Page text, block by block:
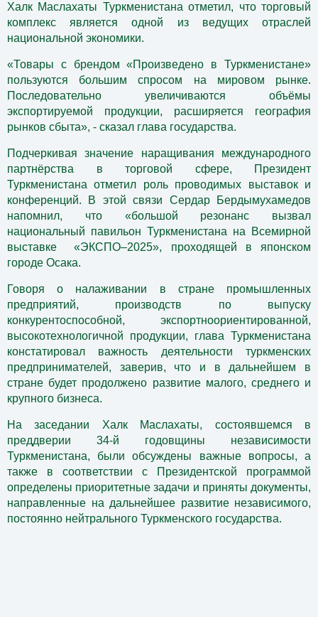
Халк Маслахаты Туркменистана отметил, что торговый
комплекс является одной из ведущих отраслей
национальной экономики.
«Товары с брендом «Произведено в Туркменистане»
пользуются большим спросом на мировом рынке.
Последовательно увеличиваются объёмы
экспортируемой продукции, расширяется география
рынков сбыта», - сказал глава государства.
Подчеркивая значение наращивания международного
партнёрства в торговой сфере, Президент
Туркменистана отметил роль проводимых выставок и
конференций. В этой связи Сердар Бердымухамедов
напомнил, что «большой резонанс вызвал
национальный павильон Туркменистана на Всемирной
выставке ­ «ЭКСПО–2025», проходящей в японском
городе Осака.
Говоря о налаживании в стране промышленных
предприятий, производств по выпуску
конкурентоспособной, экспортноориентированной,
высокотехнологичной продукции, глава Туркменистана
констатировал важность деятельности туркменских
предпринимателей, заверив, что и в дальнейшем в
стране будет продолжено развитие малого, среднего и
крупного бизнеса.
Назаседании Халк Маслахаты, состоявшемся в
преддверии 34-й годовщины независимости
Туркменистана, были обсуждены важные вопросы, а
также в соответствии с Президентской программой
определены приоритетные задачи и приняты документы,
направленные на дальнейшее развитие независимого,
постоянно нейтрального Туркменского государства.